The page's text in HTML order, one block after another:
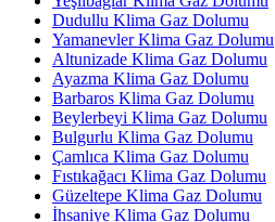
Dudullu Klima Gaz Dolumu
Yamanevler Klima Gaz Dolumu
Altunizade Klima Gaz Dolumu
Ayazma Klima Gaz Dolumu
Barbaros Klima Gaz Dolumu
Beylerbeyi Klima Gaz Dolumu
Bulgurlu Klima Gaz Dolumu
Çamlıca Klima Gaz Dolumu
Fıstıkağacı Klima Gaz Dolumu
Güzeltepe Klima Gaz Dolumu
İhsaniye Klima Gaz Dolumu